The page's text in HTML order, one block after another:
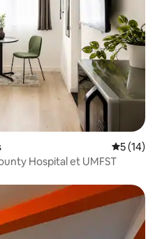
5 (14)
Hospital et UMFST